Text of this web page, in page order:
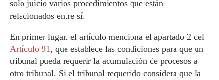
solo juicio varios procedimientos que están
relacionados entre sí.
En primer lugar, el artículo menciona el apartado 2 del
Artículo 91, que establece las condiciones para que un
tribunal pueda requerir la acumulación de procesos a
otro tribunal. Si el tribunal requerido considera que la